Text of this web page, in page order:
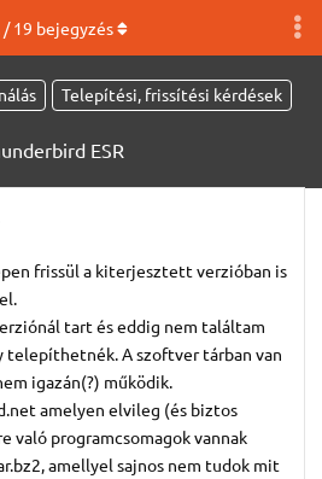
Telepítési, frissítési kérdések
ESR
/19 bejegyzés
frissül a kiterjesztett verzióban is
tart és eddig nem találtam
telepíthetnék. A szoftver tárban van
igazán(?) működik.
amelyen elvileg (és biztos
való programcsomagok vannak
amellyel sajnos nem tudok mit